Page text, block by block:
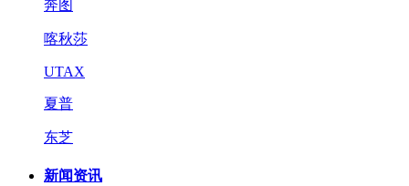
奔图
喀秋莎
UTAX
夏普
东芝
新闻资讯